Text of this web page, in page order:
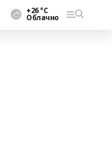
+26 °С
Облачно